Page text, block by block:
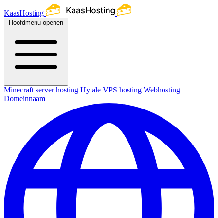
KaasHosting
Hoofdmenu openen
Minecraft server hosting Hytale VPS hosting Webhosting
Domeinnaam